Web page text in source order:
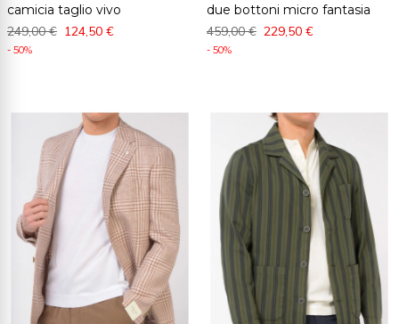
camicia taglio vivo
249,00 € 124,50 €
- 50%
due bottoni micro fantasia
459,00 € 229,50 €
- 50%